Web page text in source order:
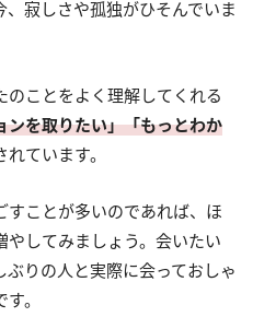
寂しさや孤独がひそんでいま
のことをよく理解してくれる
ンを取りたい」「もっとわか
れています。
すことが多いのであれば、ほ
してみましょう。会いたい
りの人と実際に会っておしゃ
。